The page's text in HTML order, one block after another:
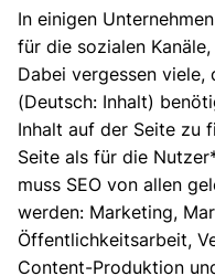
In einigen
für die sozialen
Dabei vergessen viele,
(Deutsch: Inhalt)
Inhalt auf der Seite zu
Seite als für die
muss SEO von allen
werden: Marketing,
Öffentlichkeitsarbeit,
Content-Produktion